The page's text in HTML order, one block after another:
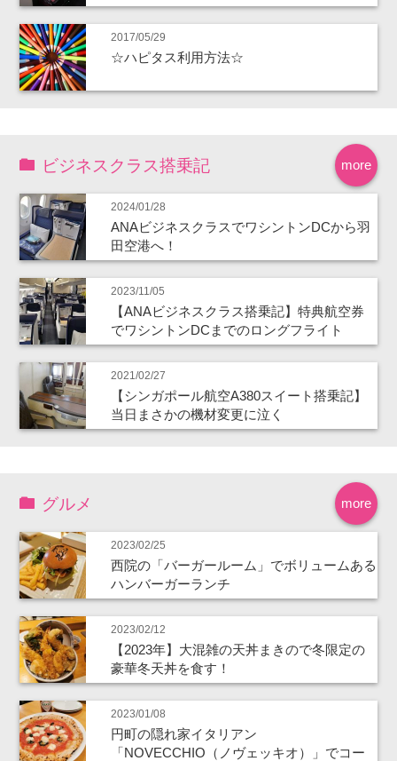
2017/05/29
☆ハピタス利用方法☆
more
ビジネスクラス搭乗記
2024/01/28
ANAビジネスクラスでワシントンDCから羽
田空港へ！
2023/11/05
【ANAビジネスクラス搭乗記】特典航空券
でワシントンDCまでのロングフライト
2021/02/27
【シンガポール航空A380スイート搭乗記】
当日まさかの機材変更に泣く
more
グルメ
2023/02/25
西院の「バーガールーム」でボリュームある
ハンバーガーランチ
2023/02/12
【2023年】大混雑の天丼まきので冬限定の
豪華冬天丼を食す！
2023/01/08
円町の隠れ家イタリアン
「NOVECCHIO（ノヴェッキオ）」でコー